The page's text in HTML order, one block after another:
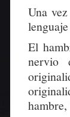
Una
El
nervio